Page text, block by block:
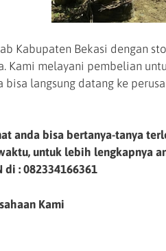
Kabupaten Bekasi dengan
Kami melayani pembelian
bisa langsung datang ke
anda bisa bertanya-tanya
untuk lebih lengkapnya
di :082334166361
Kami